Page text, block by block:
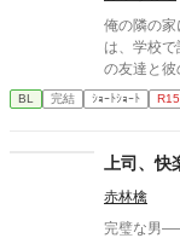
俺の隣の家
は、学校
の友達と
の家を懐か
幼なじみと
BL 完結 ｼｮｰﾄｼｮｰﾄ R15
上司、
赤林檎
完璧な男